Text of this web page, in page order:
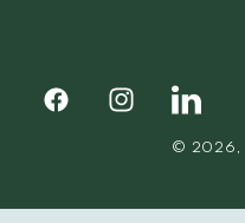
FacebookInstagramFacebook
© 2026,